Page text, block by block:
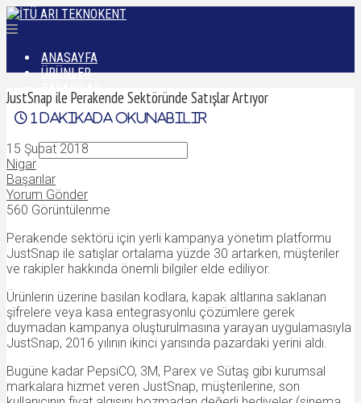
ANASAYFA
ÜRÜNLER
BAŞARILAR
DÜNYADAN
İLETIŞIM
JustSnap ile Perakende Sektöründe Satışlar Artıyor
1 dakikada okunabilir
15 Şubat 2018
Nigar
Başarılar
Yorum Gönder
560 Görüntülenme
Perakende sektörü için yerli kampanya yönetim platformu
JustSnap ile satışlar ortalama yüzde 30 artarken, müşteriler
ve rakipler hakkında önemli bilgiler elde ediliyor.
Ürünlerin üzerine basılan kodlara, kapak altlarına saklanan
şifrelere veya kasa entegrasyonlu çözümlere gerek
duymadan kampanya oluşturulmasına yarayan uygulamasıyla
JustSnap, 2016 yılının ikinci yarısında pazardaki yerini aldı.
Bugüne kadar PepsiCO, 3M, Parex ve Sütaş gibi kurumsal
markalara hizmet veren JustSnap, müşterilerine, son